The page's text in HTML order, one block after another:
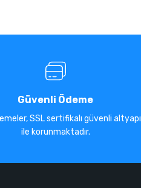
Güvenli Ödeme
SSL sertifikalı güvenli altyapı
ile korunmaktadır.